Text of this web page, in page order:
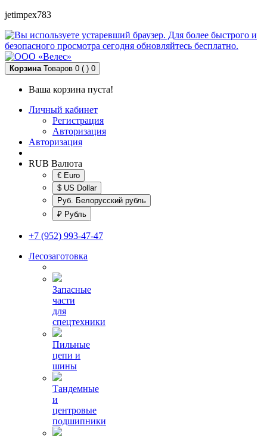
jetimpex783
Корзина Товаров 0 ( ) 0
Ваша корзина пуста!
Личный кабинет
Регистрация
Авторизация
Авторизация
RUB Валюта
€ Euro
$ US Dollar
Руб. Белорусский рубль
₽ Рубль
+7 (952) 993-47-47
Лесозаготовка
Запасные
части
для
спецтехники
Пильные
цепи и
шины
Тандемные
и
центровые
подшипники